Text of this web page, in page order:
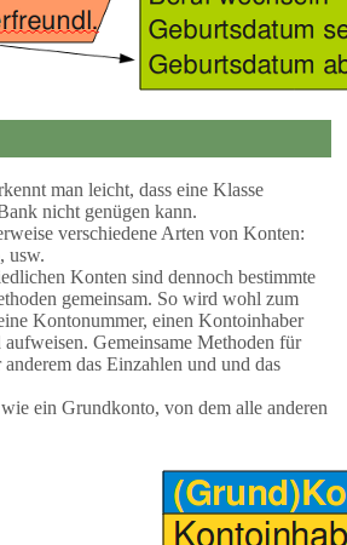
man leicht, dass eine Klasse
nicht genügen kann.
verschiedene Arten von Konten:
usw.
Konten sind dennoch bestimmte
gemeinsam. So wird wohl zum
Kontonummer, einen Kontoinhaber
Gemeinsame Methoden für
das Einzahlen und und das
ein Grundkonto, von dem alle anderen